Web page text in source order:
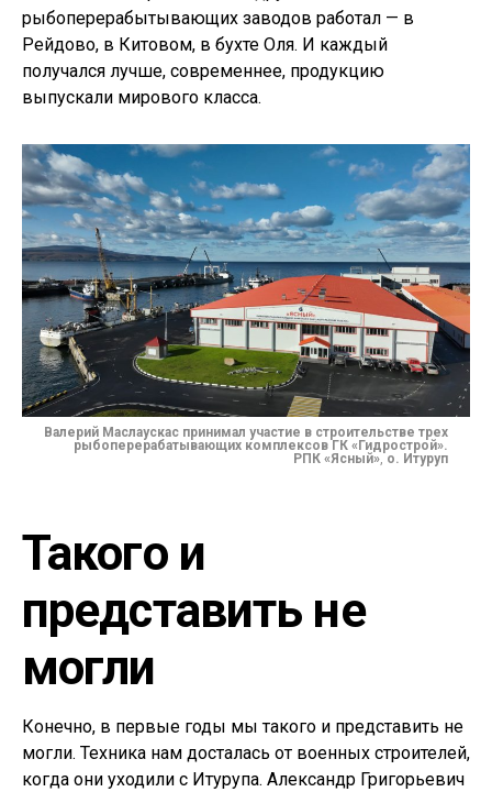
рыбоперерабытывающих заводов работал — в
Рейдово, в Китовом, в бухте Оля. И каждый
получался лучше, современнее, продукцию
выпускали мирового класса.
Валерий Маслаускас принимал участие в строительстве трех
рыбоперерабатывающих комплексов ГК «Гидрострой».
РПК «Ясный», о. Итуруп
Такого и
представить не
могли
Конечно, в первые годы мы такого и представить не
могли. Техника нам досталась от военных строителей,
когда они уходили с Итурупа. Александр Григорьевич